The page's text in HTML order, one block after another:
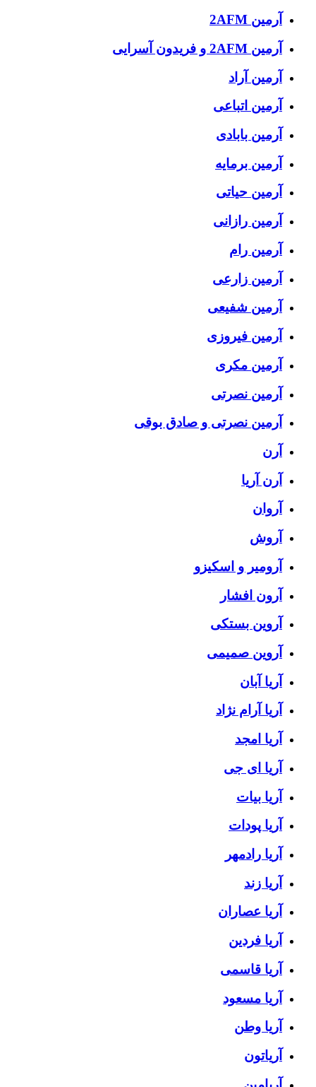
آرمین 2AFM
آرمین 2AFM و فریدون آسرایی
آرمین آراد
آرمین اتباعی
آرمین بابادی
آرمین برمایه
آرمین حیاتی
آرمین رازانی
آرمین رام
آرمین زارعی
آرمین شفیعی
آرمین فیروزی
آرمین مکری
آرمین نصرتی
آرمین نصرتی و صادق بوقی
آرن
آرن آریا
آروان
آروش
آرومیر و اسکیزو
آرون افشار
آروین بستکی
آروین صمیمی
آریا آبان
آریا آرام نژاد
آریا امجد
آریا ای جی
آریا بیات
آریا پودات
آریا رادمهر
آریا زند
آریا عصاران
آریا فردین
آریا قاسمی
آریا مسعود
آریا وطن
آریاتون